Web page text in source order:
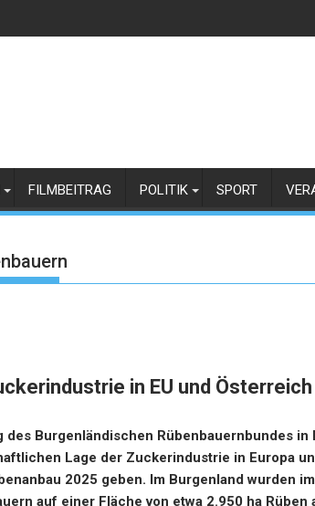
FILMBEITRAG POLITIK SPORT
in EU und
des Burgenländischen Rübenbauernbundes
Lage der Zuckerindustrie in Europa
2025 geben. Im Burgenland wurden
auf einer Fläche von etwa 2.950 ha